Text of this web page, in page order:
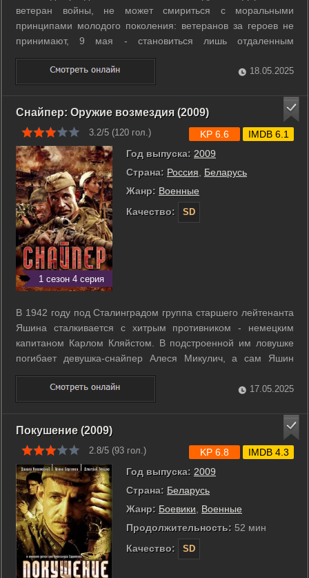
ветеран войны, не может смириться с моральными
принципами молодого поколения: ветеранов за героев не
принимают, 9 мая - становиться лишь отдаленным
напоминанием о победе над фашистской Германией.
Последней каплей становится его внук Андрей, который в
самый дорогой праздник, в кругу ...
18.05.2025
Снайпер: Оружие возмездия (2009)
3.2/5 (120 гол.)
1 сезон 4 серия
Год выпуска: 2009
Страна: Россия, Беларусь
Жанр: Военные
Качество:
SD
KP 6.6 IMDB 6.1
В 1942 году под Сталинградом группа старшего лейтенанта
Яшина сталкивается с хитрым противником - немецким
капитаном Карлом Кляйстом. В подстроенной им ловушке
погибает девушка-снайпер Алеся Микулич, а сам Яшин
получает тяжелое ранение. ...
17.05.2025
Покушение (2009)
2.8/5 (93 гол.)
Год выпуска: 2009
Страна: Беларусь
Жанр: Боевики
Военные
Продолжительность: 52 мин
Качество:
SD
KP 6.8 IMDB 4.3